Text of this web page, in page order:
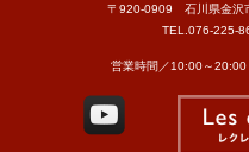
〒920-0909 石川県金沢
TEL. 076-225-
営業時間／10:00～